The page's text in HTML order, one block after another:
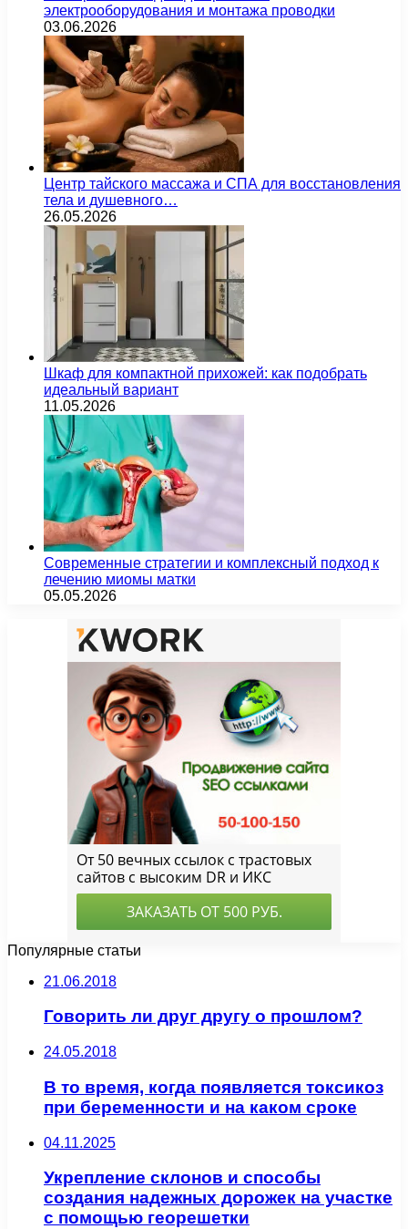
электрооборудования и монтажа проводки
03.06.2026
Центр тайского массажа и СПА для восстановления
тела и душевного…
26.05.2026
Шкаф для компактной прихожей: как подобрать
идеальный вариант
11.05.2026
Современные стратегии и комплексный подход к
лечению миомы матки
05.05.2026
Популярные статьи
21.06.2018
Говорить ли друг другу о прошлом?
24.05.2018
В то время, когда появляется токсикоз
при беременности и на каком сроке
04.11.2025
Укрепление склонов и способы
создания надежных дорожек на участке
с помощью георешетки